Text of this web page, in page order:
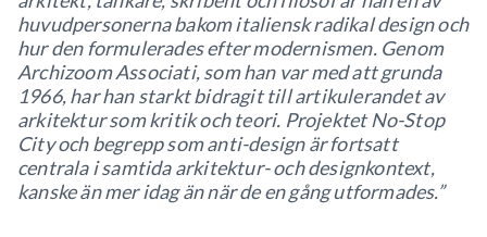
huvudpersonerna bakom italiensk radikal design och
hur den formulerades efter modernismen. Genom
Archizoom Associati, som han var med att grunda
1966, har han starkt bidragit till artikulerandet av
arkitektur som kritik och teori. Projektet No-Stop
City och begrepp som anti-design är fortsatt
centrala i samtida arkitektur- och designkontext,
kanske än mer idag än när de en gång utformades.”